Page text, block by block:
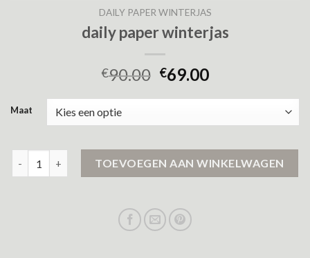
DAILY PAPER WINTERJAS
daily paper winterjas
€90.00 €69.00
Maat
TOEVOEGEN AAN WINKELWAGEN